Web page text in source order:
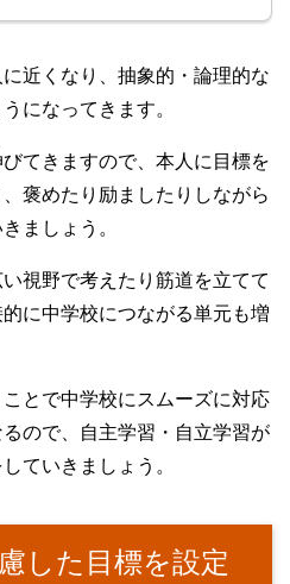
近くなり、抽象的・論理的な
になってきます。
てきますので、本人に目標を
褒めたり励ましたりしながら
ましょう。
視野で考えたり筋道を立てて
に中学校につながる単元も増
とで中学校にスムーズに対応
ので、自主学習・自立学習が
ていきましょう。
した目標を設定